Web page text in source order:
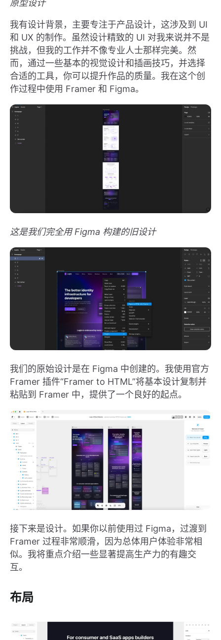
原型设计
我有设计背景，主要专注于产品设计，这涉及到 UI
和 UX 的制作。虽然设计精致的 UI 对我来说并不是
挑战，但我的工作并不像专业人士那样完美。然
而，通过一些基本的视觉设计和插画技巧，并选择
合适的工具，你可以提升作品的质量。我在这个创
作过程中使用 Framer 和 Figma。
这是我们完全用 Figma 构建的旧设计
我们的原始设计是在 Figma 中创建的。我使用官方
Framer 插件“Framer to HTML”将基本设计复制并
粘贴到 Framer 中，提供了一个良好的起点。
接下来是设计。如果你以前使用过 Figma，过渡到
Framer 过程非常顺滑，因为总体用户体验非常相
似。我将重点介绍一些显著提高生产力的有趣交
互。
布局